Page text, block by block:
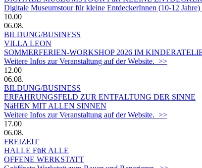
Digitale Museumstour für kleine EntdeckerInnen (10-12
10.00
06.08.
BILDUNG/BUSINESS
VILLA LEON
SOMMERFERIEN-WORKSHOP 2026 IM
Weitere Infos zur Veranstaltung auf der Website. >>
12.00
06.08.
BILDUNG/BUSINESS
ERFAHRUNGSFELD ZUR ENTFALTUNG DER SINNE
NäHEN MIT ALLEN SINNEN
Weitere Infos zur Veranstaltung auf der Website. >>
17.00
06.08.
FREIZEIT
HALLE FüR ALLE
OFFENE WERKSTATT